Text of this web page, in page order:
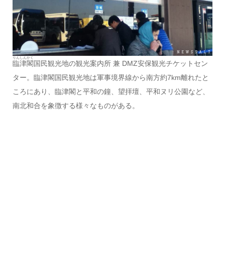
臨津閣
りんしんかく
国民観光地の観光案内所 兼 DMZ安保観光チケットセン
ター。臨津閣国民観光地は軍事境界線から南方約7km離れたと
ころにあり、臨津閣と平和の鐘、望拝壇、平和ヌリ公園など、
南北和合を象徴する様々なものがある。